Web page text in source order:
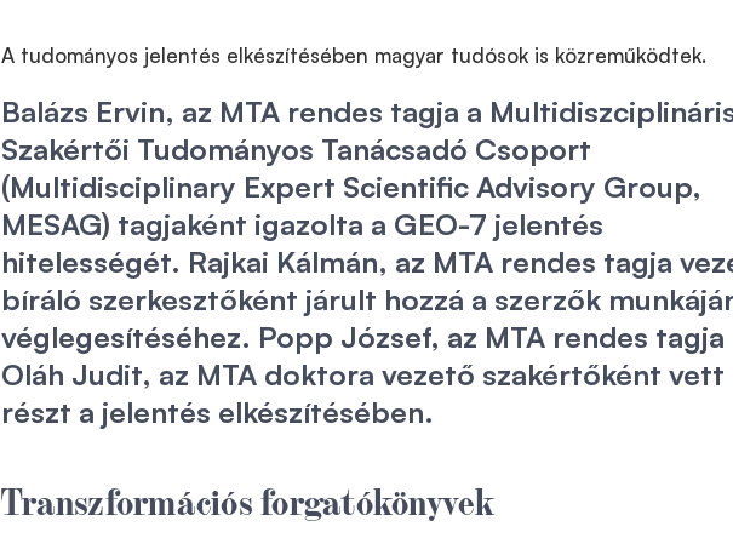
A tudományos jelentés elkészítésében magyar tudósok is közreműködtek.
Balázs Ervin, az MTA rendes tagja a
Szakértői Tudományos Tanácsadó Csoport
(Multidisciplinary Expert Scientific Advisory Group,
MESAG) tagjaként igazolta a GEO-7 jelentés
hitelességét. Rajkai Kálmán, az MTA rendes tagja
bíráló szerkesztőként járult hozzá a szerzők
véglegesítéséhez. Popp József, az MTA rendes tagja
Oláh Judit, az MTA doktora vezető szakértőként vett
részt a jelentés elkészítésében.
Transzformációs forgatókönyvek